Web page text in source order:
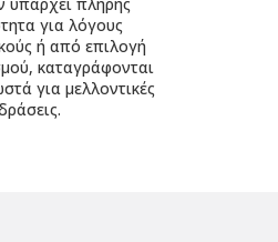
για λόγους
ή από επιλογή
καταγράφονται
για μελλοντικές